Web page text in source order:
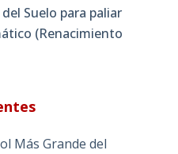
Suelo para paliar
(Renacimiento
Más Grande del